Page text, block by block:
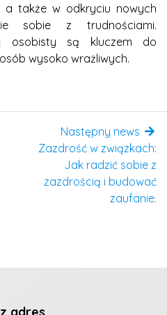
a także w odkryciu nowych
sobie z trudnościami.
osobisty są kluczem do
wysoko wrażliwych.
Następny news
Zazdrość w związkach:
Jak radzić sobie z
zazdrością i budować
zaufanie.